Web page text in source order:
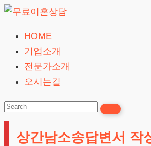
Skip
content
상
HOME
기업소개
전문가소개
오시는길
상간남소송답변서 작